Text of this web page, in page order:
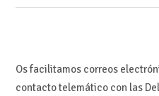
Os facilitamos correos
contacto telemático con las